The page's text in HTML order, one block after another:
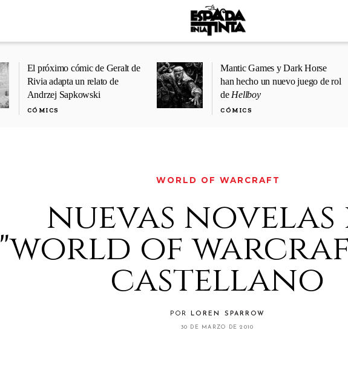
El próximo cómic de Geralt de
Rivia adapta un relato de
Andrzej Sapkowski
CÓMICS
Mantic Games y Dark Horse
han hecho un nuevo juego de rol
de Hellboy
CÓMICS
WORLD OF WARCRAFT
nuevas novelas
"world of
castellano
POR LOREN SPARROW
30 DE MARZO DE 2010